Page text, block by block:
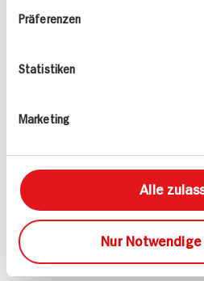
Präferenzen
Statistiken
Marketing
Alle
Nur
Angebote & Coupons
Rezepte
Sortiment
Marktfinder
Unser Magazin
Verantwortung & Nachhaltigkeit